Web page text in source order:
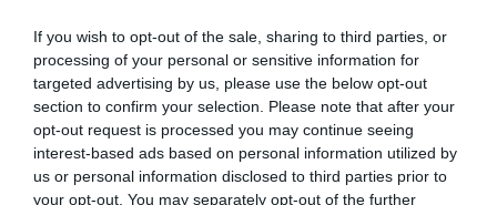
If you wish to opt-out of the sale, sharing to third parties, or
processing of your personal or sensitive information for
targeted advertising by us, please use the below opt-out
section to confirm your selection. Please note that after your
opt-out request is processed you may continue seeing
interest-based ads based on personal information utilized by
us or personal information disclosed to third parties prior to
your opt-out. You may separately opt-out of the further
ismerhetünk meg valakit. Fontos, hogy az online
jelenléted mellett szánj időt a valós interakciókra is, menj
el egy edzőterembe, vagy csak ülj be egy kávézóba.
Mosolyogj sokat, és amikor köszönsz valakinek, mindig
nézz a szemébe.
4. Légy tudatos